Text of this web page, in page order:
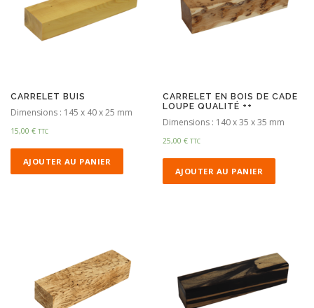
CARRELET BUIS
Dimensions : 145 x 40 x 25 mm
15,00 € TTC
AJOUTER AU PANIER
CARRELET EN BOIS DE CADE
LOUPE QUALITÉ ++
Dimensions : 140 x 35 x 35 mm
25,00€ TTC
AJOUTER AU PANIER